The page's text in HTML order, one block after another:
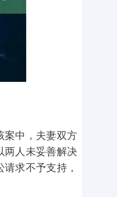
案中，夫妻双方
两人未妥善解决
求不予支持，